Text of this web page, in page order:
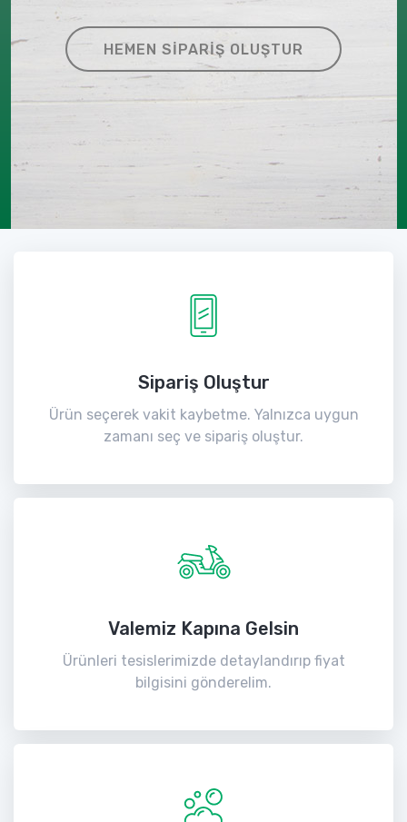
HEMEN SIPARIŞ OLUŞTUR
Sipariş Oluştur
Ürün seçerek vakit kaybetme. Yalnızca uygun
zamanı seç ve sipariş oluştur.
Valemiz Kapına Gelsin
Ürünleri tesislerimizde detaylandırıp fiyat
bilgisini gönderelim.